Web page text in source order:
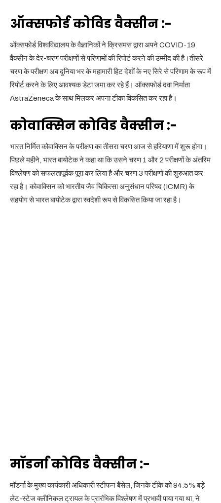
ऑक्सफोर्ड कोविड वैक्सीन :-
ऑक्सफोर्ड विश्वविद्यालय के वैज्ञानिकों ने क्रिसमस द्वारा अपने COVID-19
वैक्सीन के देर-चरण परीक्षणों से परिणामों की रिपोर्ट करने की उम्मीद की है।तीसरे
चरण के परीक्षण अब दुनिया भर के महामारी हिट देशों के नए सिरे से परिणाम के रूप में
रिपोर्ट करने के लिए आवश्यक डेटा जमा कर रहे हैं। ऑक्सफोर्ड दवा निर्माता
AstraZeneca के साथ मिलकर अपना टीका विकसित कर रहा है।
कोवाक्सिन कोविड वैक्सीन :-
भारत निर्मित कोवाक्सिन के परीक्षण का तीसरा चरण आज से हरियाणा में शुरू होगा।
पिछले महीने, भारत बायोटेक ने कहा था कि उसने चरण 1 और 2 परीक्षणों के अंतरिम
विश्लेषण को सफलतापूर्वक पूरा कर लिया है और चरण 3 परीक्षणों की शुरुआत कर
रहा है। कोवाक्सिन को भारतीय जैव चिकित्सा अनुसंधान परिषद (ICMR) के
सहयोग से भारत बायोटेक द्वारा स्वदेशी रूप से विकसित किया जा रहा है।
मॉडर्ना कोविड वैक्सीन :-
मॉडर्ना के मुख्य कार्यकारी अधिकारी स्टीफन बैंसेल, जिनके टीके को 94.5% बड़े
लेट-स्टेज क्लीनिकल ट्रायल के प्रारंभिक विश्लेषण में प्रभावी पाया गया था, ने